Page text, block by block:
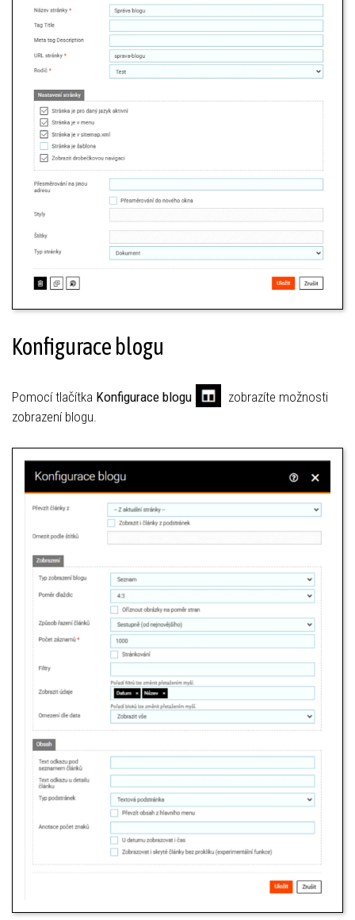
Konfigurace blogu
Pomocí tlačítka Konfigurace blogu
zobrazíte možnosti
zobrazení blogu.